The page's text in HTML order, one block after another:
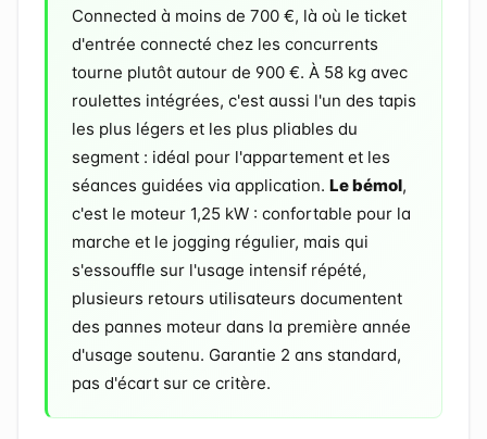
Connected à moins de 700 €, là où le ticket
d'entrée connecté chez les concurrents
tourne plutôt autour de 900 €. À 58 kg avec
roulettes intégrées, c'est aussi l'un des tapis
les plus légers et les plus pliables du
segment : idéal pour l'appartement et les
séances guidées via application. Le bémol,
c'est le moteur 1,25 kW : confortable pour la
marche et le jogging régulier, mais qui
s'essouffle sur l'usage intensif répété,
plusieurs retours utilisateurs documentent
des pannes moteur dans la première année
d'usage soutenu. Garantie 2 ans standard,
pas d'écart sur ce critère.